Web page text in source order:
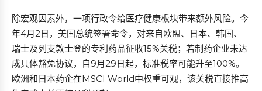
除宏观因素外，一项行政令给医疗健康板块带来额外风险。今
年4月2日，美国总统签署命令，对来自欧盟、日本、韩国、
瑞士及列支敦士登的专利药品征收15%关税；若制药企业未达
成具体豁免协议，自9月29日起，标准税率可能升至100%。
欧洲和日本药企在MSCI World中权重可观，该关税直接推高